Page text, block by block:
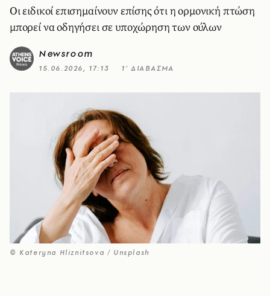
Οι ειδικοί επισημαίνουν επίσης ότι η ορμονική πτώση
μπορεί να οδηγήσει σε υποχώρηση των ούλων
Newsroom
15.06.2026, 17:13 1’ ΔΙΑΒΑΣΜΑ
© Kateryna Hliznitsova / Unsplash